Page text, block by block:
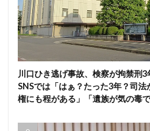
川口ひき逃げ事故、検察が拘禁刑
SNSでは「はぁ？たった3年？司
権にも程がある」「遺族が気の毒